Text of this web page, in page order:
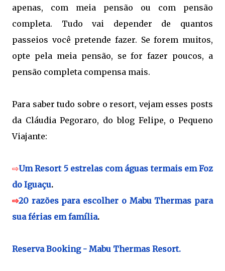
apenas, com meia pensão ou com pensão
completa. Tudo vai depender de quantos
passeios você pretende fazer. Se forem muitos,
opte pela meia pensão, se for fazer poucos, a
pensão completa compensa mais.
Para saber tudo sobre o resort, vejam esses posts
da Cláudia Pegoraro, do blog Felipe, o Pequeno
Viajante:
⇨Um Resort 5 estrelas com águas termais em Foz
do Iguaçu.
⇨20 razões para escolher o Mabu Thermas para
sua férias em família.
Reserva Booking - Mabu Thermas Resort.